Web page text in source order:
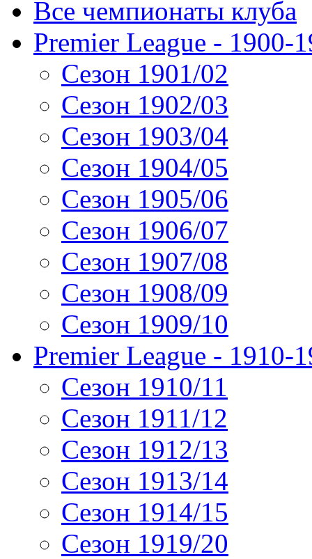
Все чемпионаты клуба
Premier League - 1900-
Сезон 1901/02
Сезон 1902/03
Сезон 1903/04
Сезон 1904/05
Сезон 1905/06
Сезон 1906/07
Сезон 1907/08
Сезон 1908/09
Сезон 1909/10
Premier League - 1910-
Сезон 1910/11
Сезон 1911/12
Сезон 1912/13
Сезон 1913/14
Сезон 1914/15
Сезон 1919/20